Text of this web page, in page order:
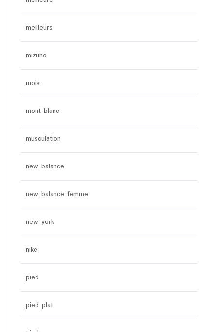
meilleurs
mizuno
mois
mont blanc
musculation
new balance
new balance femme
new york
nike
pied
pied plat